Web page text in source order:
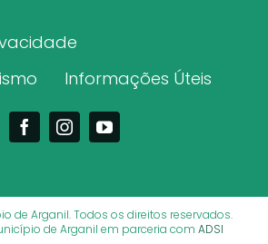
Informações Úteis
de Arganil. Todos os direitos reservados.
de Arganil em parceria com ADSI